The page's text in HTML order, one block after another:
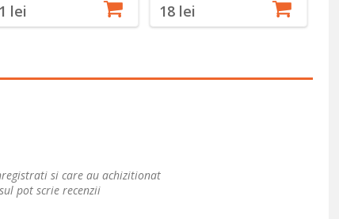
lei 18 lei
si care au achizitionat
pot scrie recenzii